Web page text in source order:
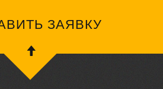
ЗАЯВКУ